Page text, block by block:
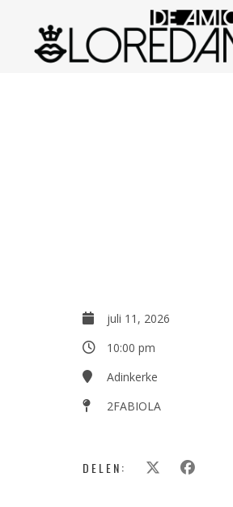
juli 11, 2026
10:00 pm
Adinkerke
2FABIOLA
DELEN: